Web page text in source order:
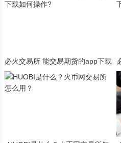
必火交易所 能交易期货的app下载